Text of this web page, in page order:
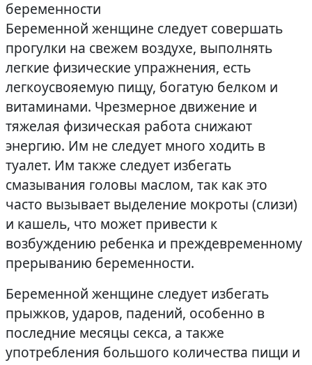
беременности
Беременной женщине следует совершать
прогулки на свежем воздухе, выполнять
легкие физические упражнения, есть
легкоусвояемую пищу, богатую белком и
витаминами. Чрезмерное движение и
тяжелая физическая работа снижают
энергию. Им не следует много ходить в
туалет. Им также следует избегать
смазывания головы маслом, так как это
часто вызывает выделение мокроты (слизи)
и кашель, что может привести к
возбуждению ребенка и преждевременному
прерыванию беременности.
Беременной женщине следует избегать
прыжков, ударов, падений, особенно в
последние месяцы секса, а также
употребления большого количества пищи и